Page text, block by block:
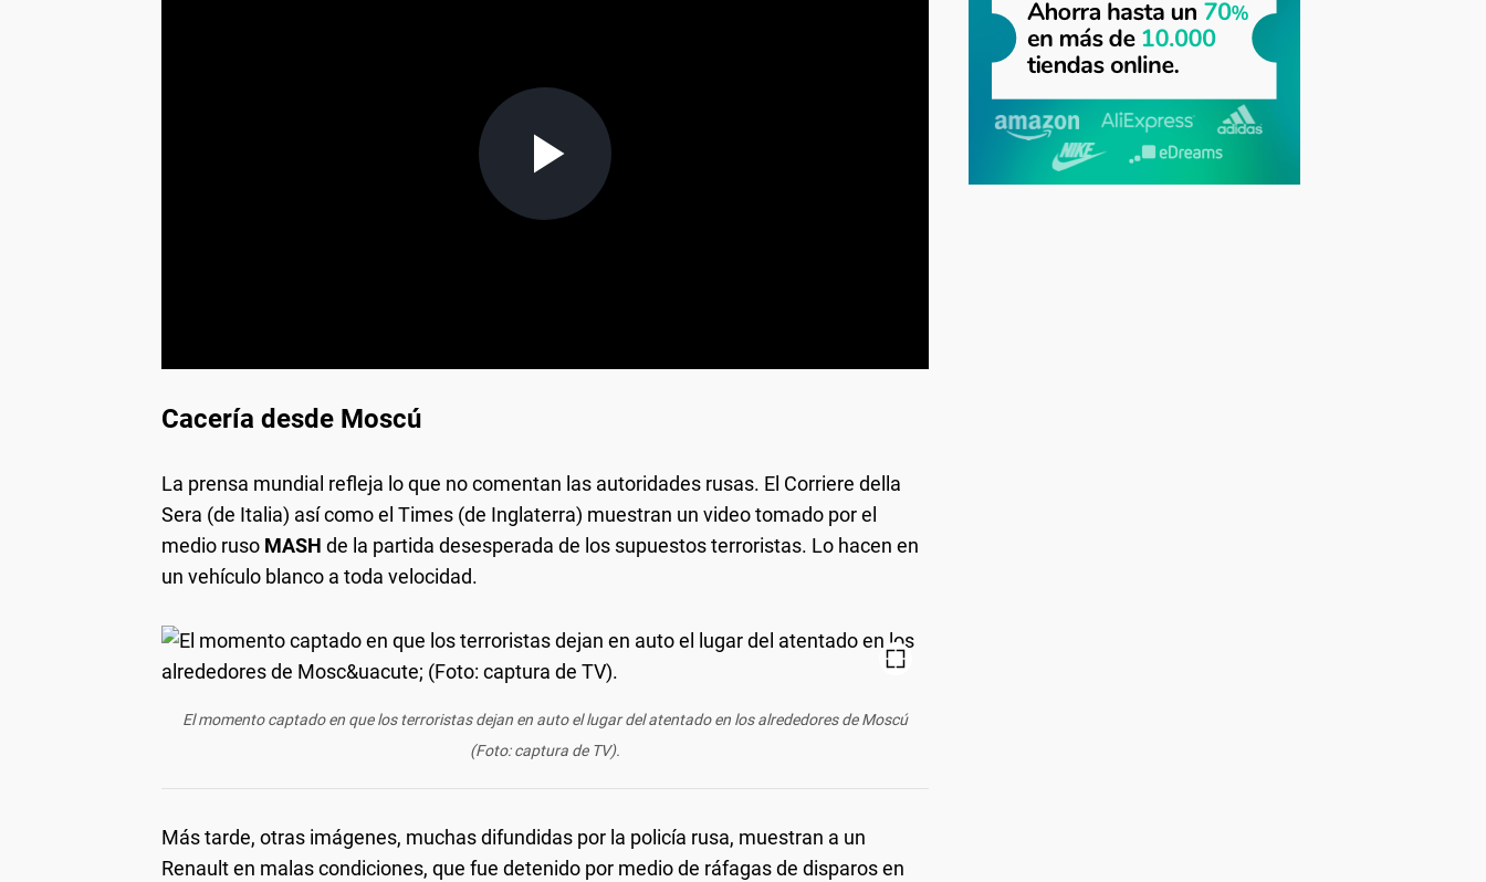
Cacería desde Moscú
La prensa mundial refleja lo que no comentan las autoridades rusas. El Corriere della
Sera (de Italia) así como el Times (de Inglaterra) muestran un video tomado por el
medio ruso MASH de la partida desesperada de los supuestos terroristas. Lo hacen en
un vehículo blanco a toda velocidad.
El momento captado en que los terroristas dejan en auto el lugar del atentado en los alrededores de Moscú
(Foto: captura de TV).
Más tarde, otras imágenes, muchas difundidas por la policía rusa, muestran a un
Renault en malas condiciones, que fue detenido por medio de ráfagas de disparos en